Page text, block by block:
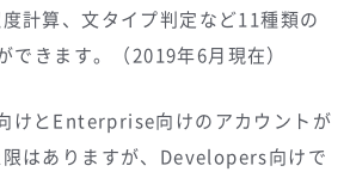
計算、文タイプ判定など11種類の
できます。（2019年6月現在）
けとEnterprise向けのアカウントが
はありますが、Developers向けで